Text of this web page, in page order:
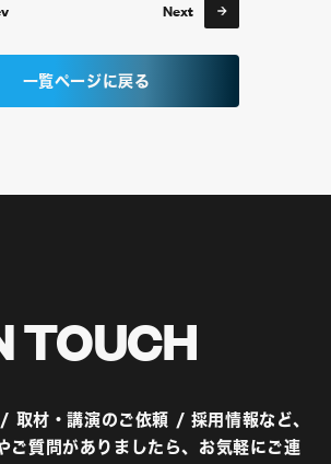
一覧ページに戻る
Next
TOUCH
取材・講演のご依頼 / 採用情報など、
ご質問がありましたら、お気軽にご連